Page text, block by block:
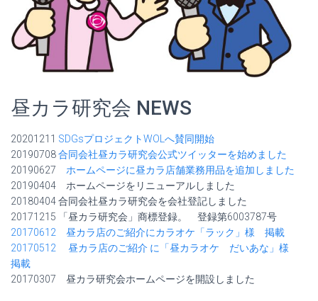
昼カラ研究会 NEWS
20201211 SDGsプロジェクトWOLへ賛同開始
20190708合同会社昼カラ研究会公式ツイッターを始めました
20190627 ホームページに昼カラ店舗業務用品を追加しました
20190404 ホームページをリニューアルしました
20180404 合同会社昼カラ研究会を会社登記しました
20171215 「昼カラ研究会」商標登録。 登録第6003787号
20170612 昼カラ店のご紹介にカラオケ「ラック」様 掲載
20170512
昼カラ店のご紹介 に「昼カラオケ だいあな」様
掲載
20170307 昼カラ研究会ホームページを開設しました